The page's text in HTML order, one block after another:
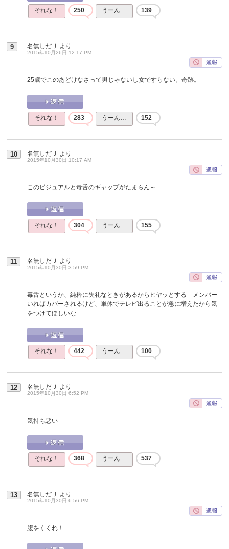
それな！ 250 うーん… 139
9 名無しだＪ より
2015年10月26日 12:17 PM
25歳でこのあどけなさって男じゃないし女ですらない。奇跡。
それな！ 283 うーん… 152
10 名無しだＪ より
2015年10月30日 10:17 AM
このビジュアルと毒舌のギャップがたまらん～
それな！ 304 うーん… 155
11 名無しだＪ より
2015年10月30日 3:59 PM
毒舌というか、純粋に失礼なときがあるからヒヤッとする メンバー
いればカバーされるけど、単体でテレビ出ることが急に増えたから気
をつけてほしいな
それな！ 442 うーん… 100
12 名無しだＪ より
2015年10月30日 6:52 PM
気持ち悪い
それな！ 368 うーん… 537
13 名無しだＪ より
2015年10月30日 6:56 PM
腹をくくれ！